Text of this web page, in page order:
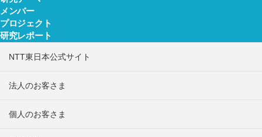
メンバー
プロジェクト
研究レポート
NTT東日本公式サイト
法人のお客さま
個人のお客さま